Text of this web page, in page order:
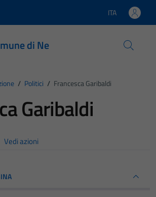
Lingua attiva:
ITA
di Ne
/ Politici / Francesca Garibaldi
Garibaldi
Vedi azioni